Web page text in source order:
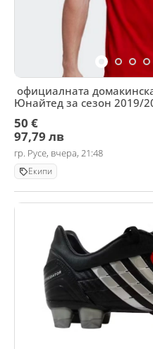
официалната
Юнайтед за сезон 2019/
50 €
97,79 лв
гр. Русе, вчера, 21:48
Екипи